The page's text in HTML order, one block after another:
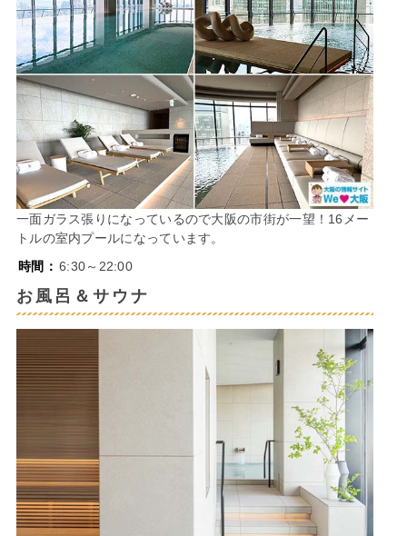
一面ガラス張りになっているので大阪の市街が一望！16メー
トルの室内プールになっています。
時間： 6:30～22:00
お風呂＆サウナ